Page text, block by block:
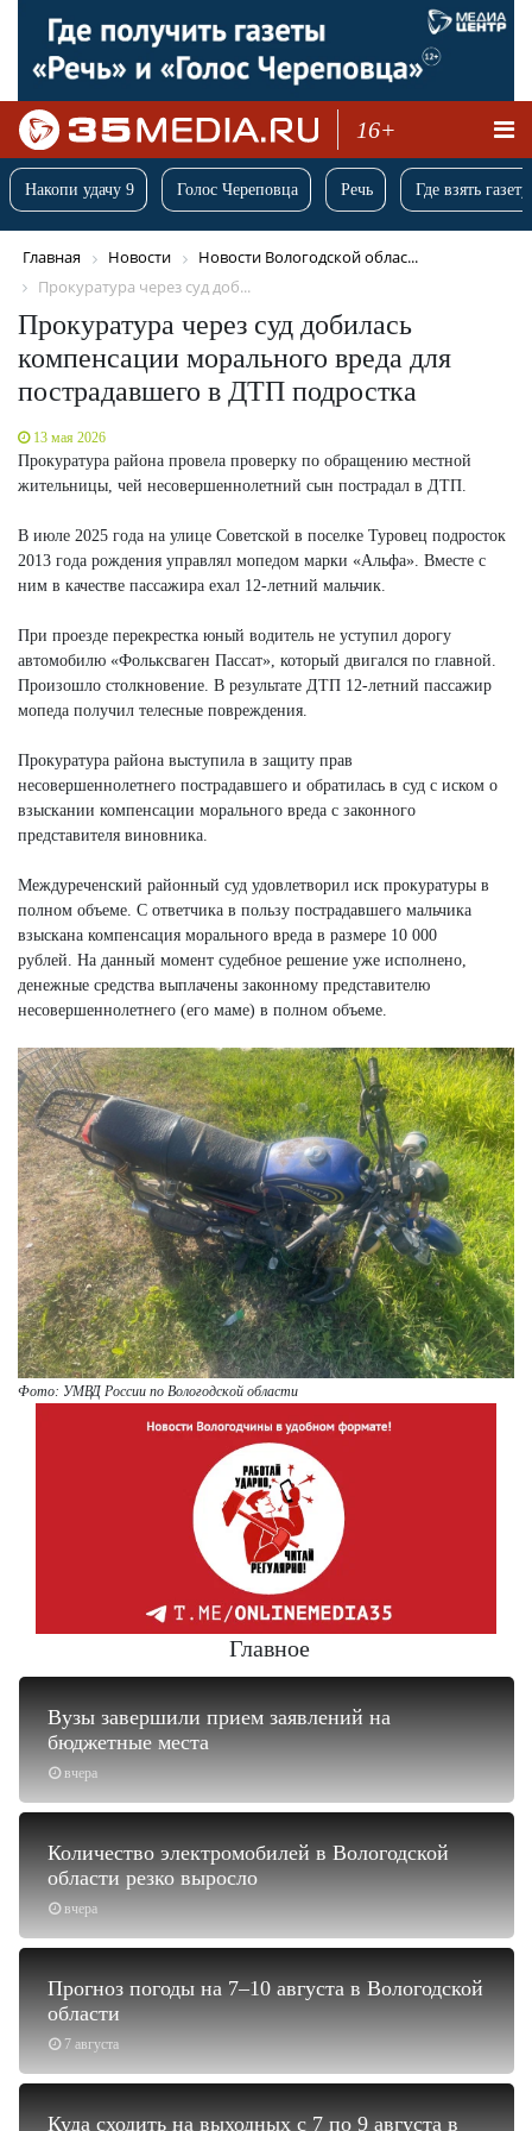
16+
Накопи удачу 9 Голос Череповца Речь Где взять
Главная Новости
Новости Вологодской облас...
Прокуратура через суд доб...
Прокуратура через суд добилась
компенсации морального вреда для
пострадавшего в ДТП подростка
13 мая 2026
Прокуратура района провела проверку по обращению местной
жительницы, чей несовершеннолетний сын пострадал в ДТП.
В июле 2025 года на улице Советской в поселке Туровец подросток
2013 года рождения управлял мопедом марки «Альфа». Вместе с
ним в качестве пассажира ехал 12-летний мальчик.
При проезде перекрестка юный водитель не уступил дорогу
автомобилю «Фольксваген Пассат», который двигался по главной.
Произошло столкновение. В результате ДТП 12-летний пассажир
мопеда получил телесные повреждения.
Прокуратура района выступила в защиту прав
несовершеннолетнего пострадавшего и обратилась в суд с иском о
взыскании компенсации морального вреда с законного
представителя виновника.
Междуреченский районный суд удовлетворил иск прокуратуры в
полном объеме. С ответчика в пользу пострадавшего мальчика
взыскана компенсация морального вреда в размере 10 000
рублей. На данный момент судебное решение уже исполнено,
денежные средства выплачены законному представителю
несовершеннолетнего (его маме) в полном объеме.
Фото: УМВД России по Вологодской области
Главное
вчера
Вузы завершили прием заявлений на
бюджетные места
вчера
Количество электромобилей в Вологодской
области резко выросло
7 августа
Прогноз погоды на 7–10 августа в Вологодской
области
Куда сходить на выходных с 7 по 9 августа в